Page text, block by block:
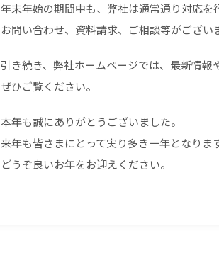
年末年始の期間中も、弊社は通常通り対応を
お問い合わせ、資料請求、ご相談等がござい
引き続き、弊社ホームページでは、最新情報
ぜひご覧ください。
本年も誠にありがとうございました。
来年も皆さまにとって実り多き一年となりま
どうぞ良いお年をお迎えください。